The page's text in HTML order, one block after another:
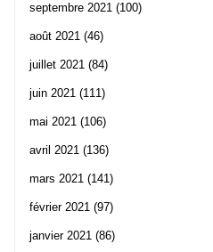
septembre 2021 (100)
août 2021 (46)
juillet 2021 (84)
juin 2021 (111)
mai 2021 (106)
avril 2021 (136)
mars 2021 (141)
février 2021 (97)
janvier 2021 (86)